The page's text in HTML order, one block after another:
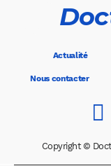
Actualité
Nous contacter
Copyright ©